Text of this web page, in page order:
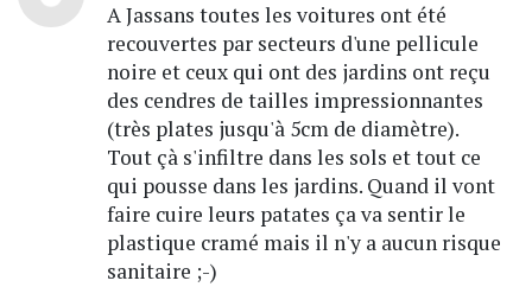
A Jassans toutes les voitures ont été
recouvertes par secteurs d'une pellicule
noire et ceux qui ont des jardins ont reçu
des cendres de tailles impressionnantes
(très plates jusqu'à 5cm de diamètre).
Tout çà s'infiltre dans les sols et tout ce
qui pousse dans les jardins. Quand il vont
faire cuire leurs patates ça va sentir le
plastique cramé mais il n'y a aucun risque
sanitaire ;-)